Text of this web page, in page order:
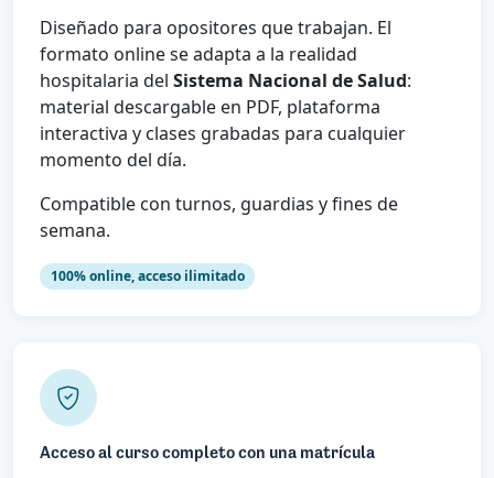
Diseñado para opositores que trabajan. El
formato online se adapta a la realidad
hospitalaria del Sistema Nacional de Salud:
material descargable en PDF, plataforma
interactiva y clases grabadas para cualquier
momento del día.
Compatible con turnos, guardias y fines de
semana.
100% online, acceso ilimitado
Acceso al curso completo con una matrícula